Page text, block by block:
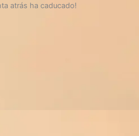
atrás ha caducado!